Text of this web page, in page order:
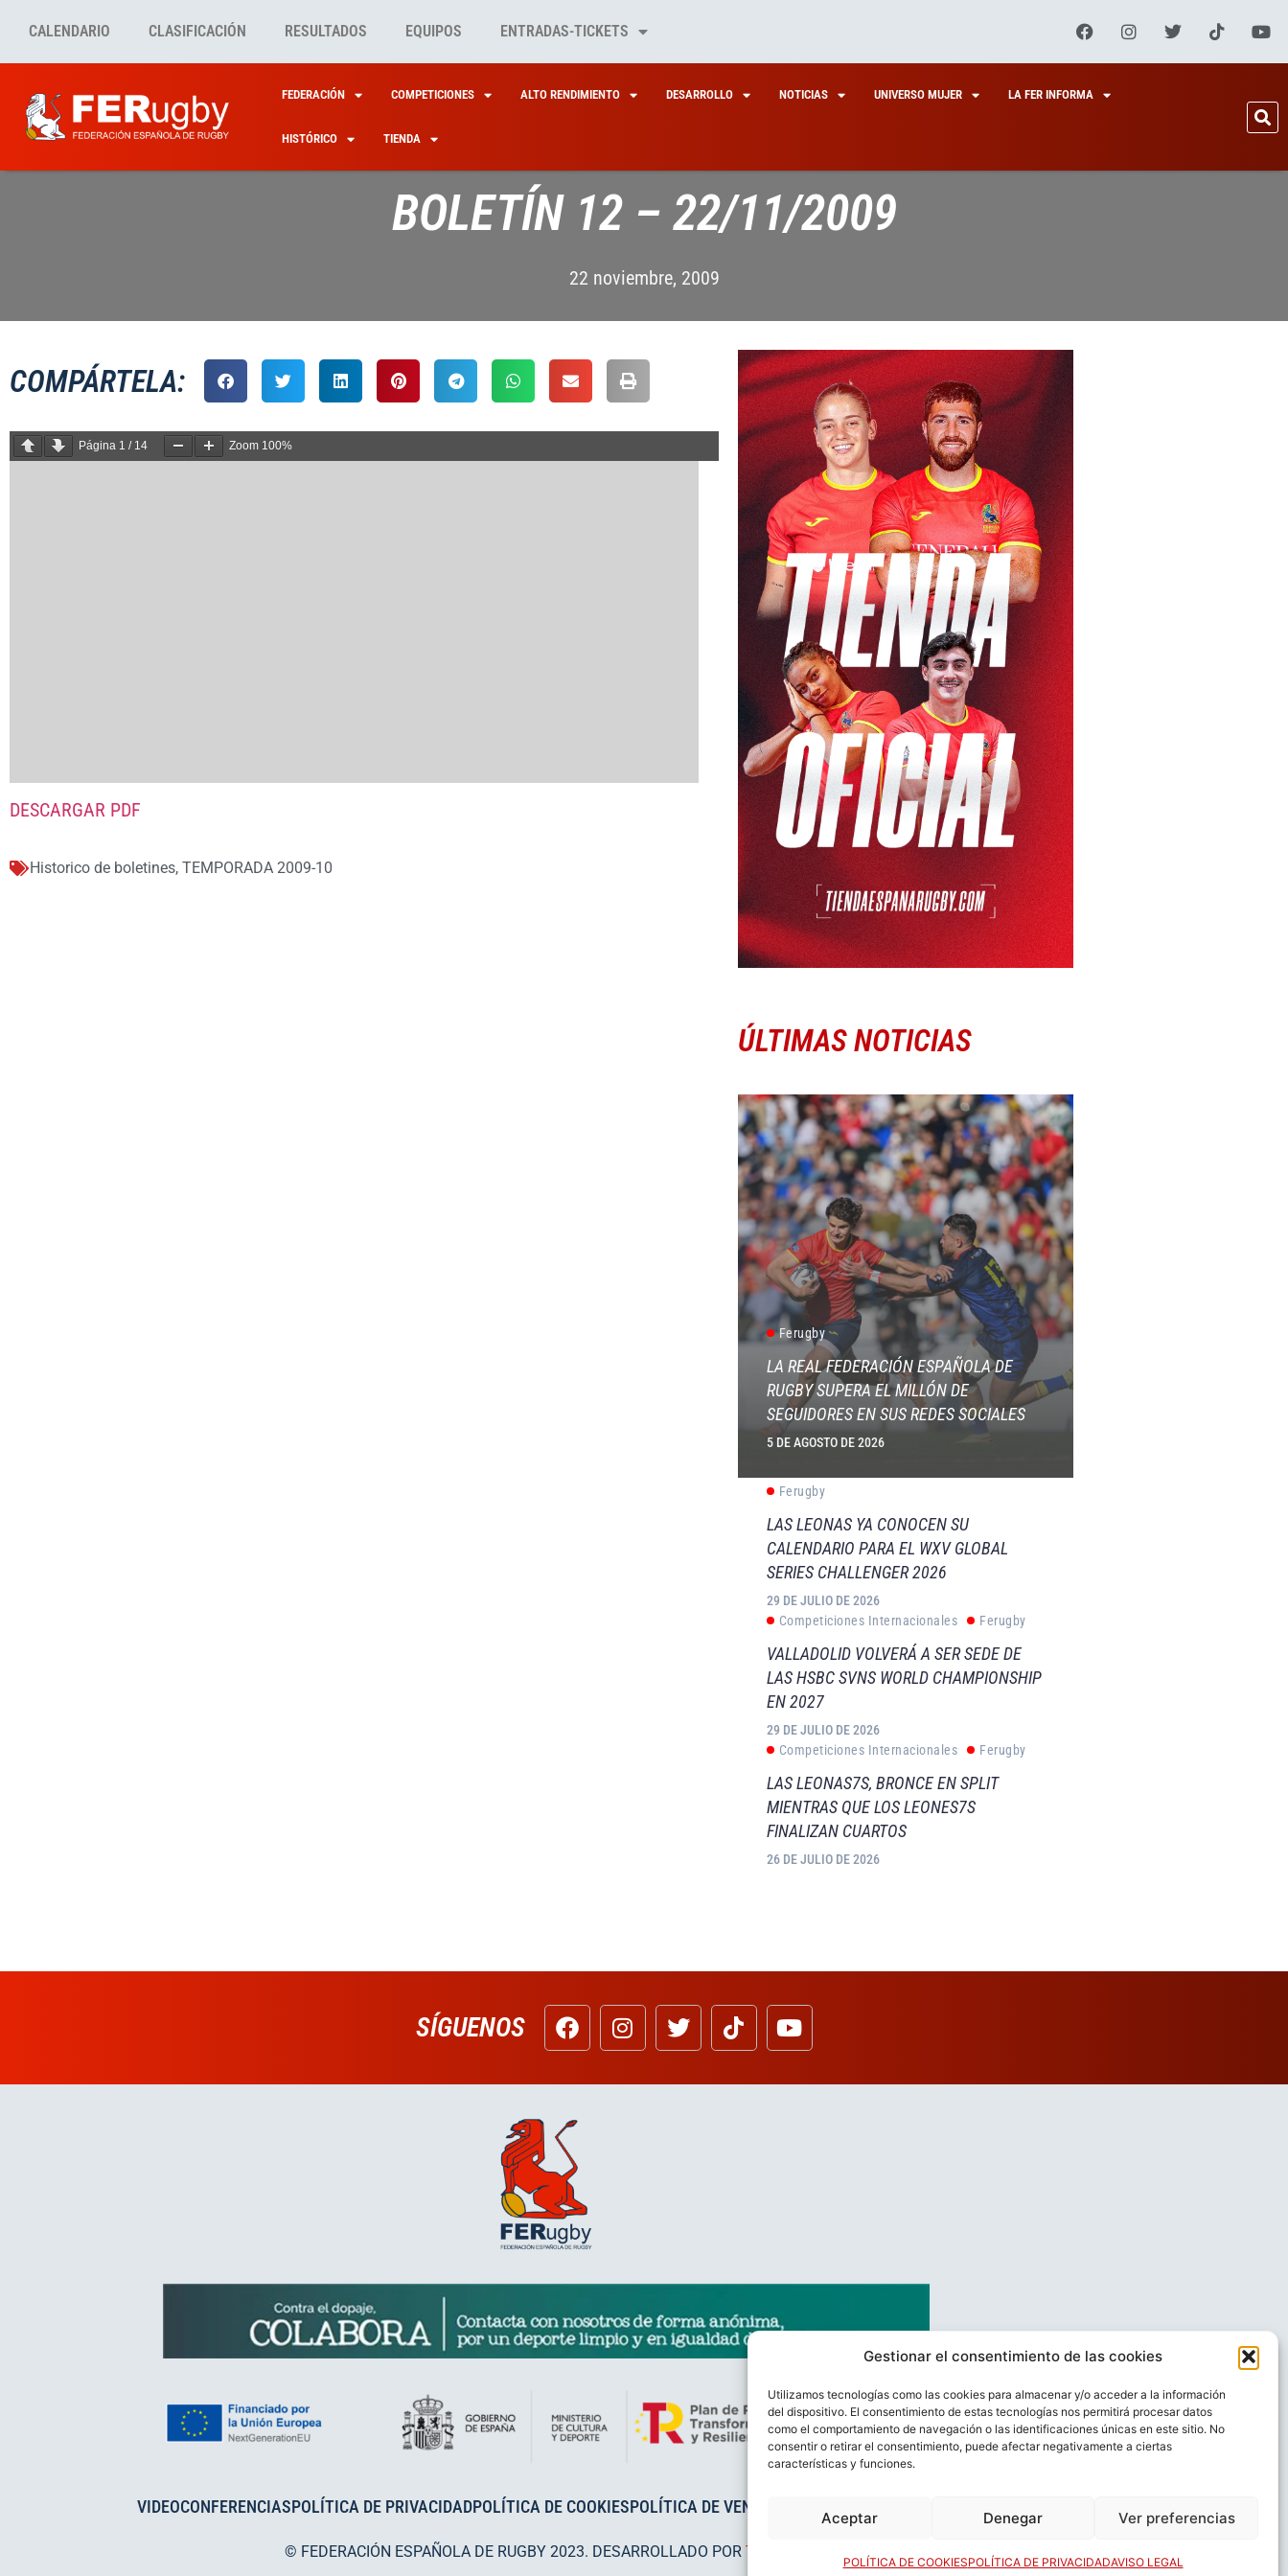
Gestionar el consentimiento de las cookies
Utilizamos tecnologías como las cookies para almacenar y/o acceder a la información
del dispositivo. El consentimiento de estas tecnologías nos permitirá procesar datos
como el comportamiento de navegación o las identificaciones únicas en este sitio. No
consentir o retirar el consentimiento, puede afectar negativamente a ciertas
características y funciones.
Aceptar Denegar Ver preferencias
POLÍTICA DE COOKIESPOLÍTICA DE PRIVACIDADAVISO LEGAL
CALENDARIO CLASIFICACIÓN RESULTADOS EQUIPOS ENTRADAS-TICKETS
FEDERACIÓN COMPETICIONES ALTO RENDIMIENTO DESARROLLO NOTICIAS UNIVERSO MUJER LA FER INFORMA
HISTÓRICO TIENDA
BOLETÍN 12 – 22/11/2009
22 noviembre, 2009
COMPÁRTELA:
Página 1 / 14 Zoom 100%
DESCARGAR PDF
Historico de boletines, TEMPORADA 2009-10
ÚLTIMAS NOTICIAS
Ferugby
LA REAL FEDERACIÓN ESPAÑOLA DE
RUGBY SUPERA EL MILLÓN DE
SEGUIDORES EN SUS REDES SOCIALES
5 DE AGOSTO DE 2026
Ferugby
LAS LEONAS YA CONOCEN SU
CALENDARIO PARA EL WXV GLOBAL
SERIES CHALLENGER 2026
29 DE JULIO DE 2026
Competiciones Internacionales
Ferugby
VALLADOLID VOLVERÁ A SER SEDE DE
LAS HSBC SVNS WORLD CHAMPIONSHIP
EN 2027
29 DE JULIO DE 2026
Competiciones Internacionales
Ferugby
LAS LEONAS7S, BRONCE EN SPLIT
MIENTRAS QUE LOS LEONES7S
FINALIZAN CUARTOS
26 DE JULIO DE 2026
SÍGUENOS
VIDEOCONFERENCIASPOLÍTICA DE PRIVACIDADPOLÍTICA DE COOKIESPOLÍTICA DE VENTAS
© FEDERACIÓN ESPAÑOLA DE RUGBY 2023. DESARROLLADO POR TOOOLS